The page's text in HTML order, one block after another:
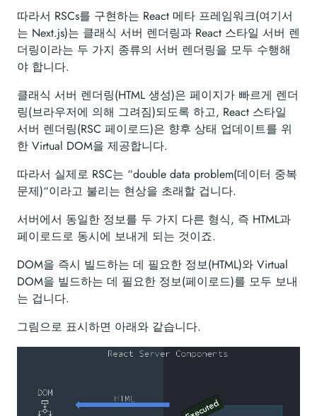
따라서 RSCs를 구현하는 React 메타 프레임워크(여기서
는 Next.js)는 클래식 서버 렌더링과 React 스타일 서버 렌
더링이라는 두 가지 종류의 서버 렌더링을 모두 수행해
야 합니다.
클래식 서버 렌더링(HTML 생성)은 페이지가 빠르게 렌더
링(브라우저에 의해 그려짐)되도록 하고, React 스타일
서버 렌더링(RSC 페이로드)은 향후 상태 업데이트를 위
한 Virtual DOM을 제공합니다.
따라서 실제로 RSC는 “double data problem(데이터 중복
문제)“이라고 불리는 현상을 초래할 겁니다.
서버에서 동일한 정보를 두 가지 다른 형식, 즉 HTML과
페이로드로 동시에 보내게 되는 것이죠.
DOM을 즉시 빌드하는 데 필요한 정보(HTML)와 Virtual
DOM을 빌드하는 데 필요한 정보(페이로드)를 모두 보내
는 겁니다.
그림으로 표시하면 아래와 같습니다.